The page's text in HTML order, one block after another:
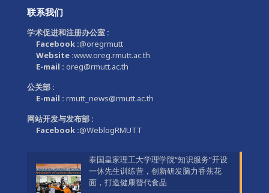
联系我们
学术促进和注册办公室 :
Facebook :@oregrmutt
Website :www.oreg.rmutt.ac.th
E-mail : oreg@rmutt.ac.th
公关部 :
E-mail : rmutt_news@rmutt.ac.th
网站开发与发布部 :
Facebook :@WeblogRMUTT
泰国皇家理工大学理学院“知识服务”开设
一休先生训练营，创新研发脑力香蕉花
面，打造健康替代食品